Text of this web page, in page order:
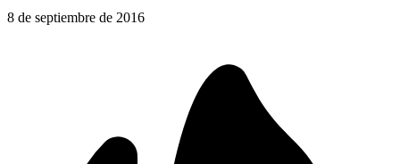
8 de septiembre de 2016